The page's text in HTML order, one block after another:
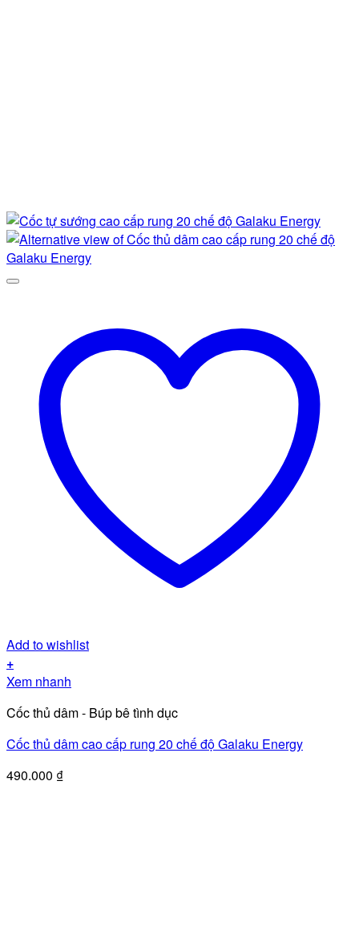
Add to wishlist
+
Xem nhanh
Cốc thủ dâm - Búp bê tình dục
Cốc thủ dâm cao cấp rung 20 chế độ Galaku Energy
490.000 ₫